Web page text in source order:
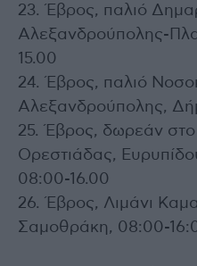
23. Έβρος, παλιό
Αλεξανδρούπολης-
15.00
24. Έβρος, παλιό
Αλεξανδρούπολης,
25. Έβρος, δωρεάν στο
Ορεστιάδας,
08:00-16.00
26. Έβρος, Λιμάνι
Σαμοθράκη, 08:00-